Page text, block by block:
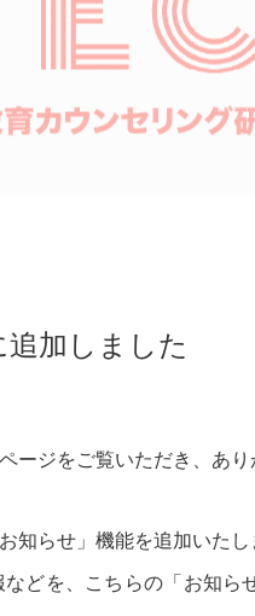
加しました
ージをご覧いただき、あり
知らせ」機能を追加いたし
どを、こちらの「お知ら